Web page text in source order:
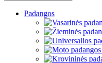
Padangos